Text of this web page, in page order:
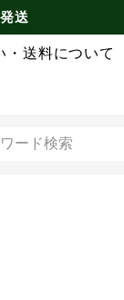
送
・送料について